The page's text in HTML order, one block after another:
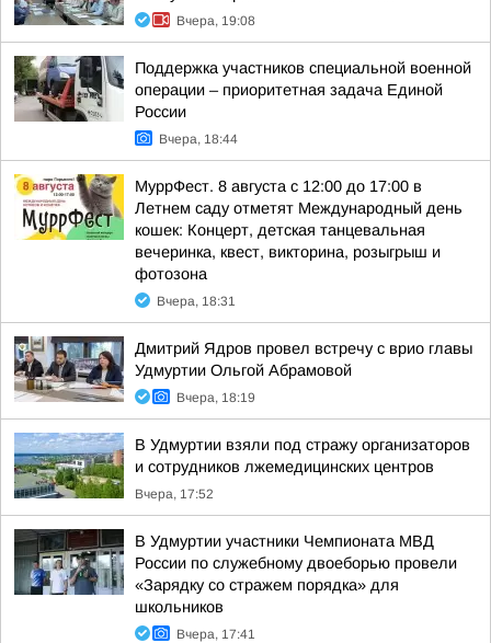
Вчера, 19:08
Поддержка участников специальной военной
операции – приоритетная задача Единой
России
Вчера, 18:44
МуррФест. 8 августа с 12:00 до 17:00 в
Летнем саду отметят Международный день
кошек: Концерт, детская танцевальная
вечеринка, квест, викторина, розыгрыш и
фотозона
Вчера, 18:31
Дмитрий Ядров провел встречу с врио главы
Удмуртии Ольгой Абрамовой
Вчера, 18:19
В Удмуртии взяли под стражу организаторов
и сотрудников лжемедицинских центров
Вчера, 17:52
В Удмуртии участники Чемпионата МВД
России по служебному двоеборью провели
«Зарядку со стражем порядка» для
школьников
Вчера, 17:41